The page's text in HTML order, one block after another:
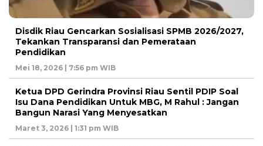
Disdik Riau Gencarkan Sosialisasi SPMB 2026/2027,
Tekankan Transparansi dan Pemerataan
Pendidikan
Mei 18, 2026 | 7:56 pm WIB
Ketua DPD Gerindra Provinsi Riau Sentil PDIP Soal
Isu Dana Pendidikan Untuk MBG, M Rahul : Jangan
Bangun Narasi Yang Menyesatkan
Maret 3, 2026 | 1:31 pm WIB